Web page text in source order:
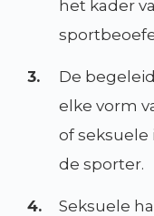
het kader
3.
De
elke vorm
of
de sporter.
4.
Seksuele